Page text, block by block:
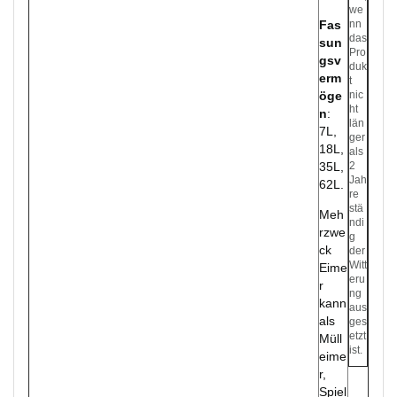
Fas
sun
gsv
erm
öge
n:
7L,
18L,
35L,
62L.
Meh
rzwe
ck
Eime
r
kann
als
Müll
eime
r,
Spiel
we
nn
das
Pro
duk
t
nic
ht
län
ger
als
2
Jah
re
stä
ndi
g
der
Witt
eru
ng
aus
ges
etzt
ist.